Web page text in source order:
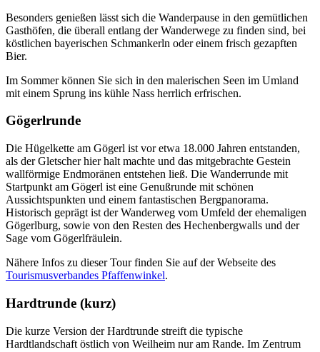
Besonders genießen lässt sich die Wanderpause in den gemütlichen
Gasthöfen, die überall entlang der Wanderwege zu finden sind, bei
köstlichen bayerischen Schmankerln oder einem frisch gezapften
Bier.
Im Sommer können Sie sich in den malerischen Seen im Umland
mit einem Sprung ins kühle Nass herrlich erfrischen.
Gögerlrunde
Die Hügelkette am Gögerl ist vor etwa 18.000 Jahren entstanden,
als der Gletscher hier halt machte und das mitgebrachte Gestein
wallförmige Endmoränen entstehen ließ. Die Wanderrunde mit
Startpunkt am Gögerl ist eine Genußrunde mit schönen
Aussichtspunkten und einem fantastischen Bergpanorama.
Historisch geprägt ist der Wanderweg vom Umfeld der ehemaligen
Gögerlburg, sowie von den Resten des Hechenbergwalls und der
Sage vom Gögerlfräulein.
Nähere Infos zu dieserTourfinden Sie auf der Webseite des
Tourismusverbandes Pfaffenwinkel.
Hardtrunde (kurz)
Die kurze Version der Hardtrunde streift die typische
Hardtlandschaft östlich von Weilheim nur am Rande. Im Zentrum